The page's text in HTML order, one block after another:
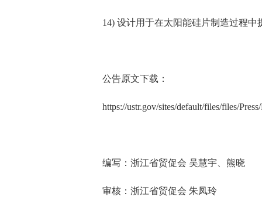
14) 设计用于在太阳能硅片制造过程中
公告原文下载：
https://ustr.gov/sites/default/files/files/
编写：浙江省贸促会 吴慧宇、熊晓
审核：浙江省贸促会 朱凤玲